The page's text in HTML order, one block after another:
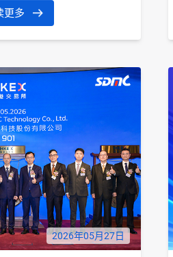
更多
2026年05月27日